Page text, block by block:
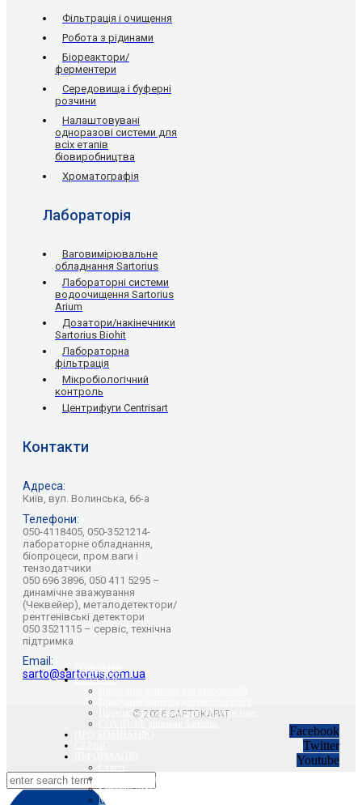
Фільтрація і очищення
Робота з рідинами
Біореактори/
ферментери
Середовища і буферні
розчини
Налаштовувані
одноразові системи для
всіх етапів
біовиробництва
Хроматографія
Лабораторія
Ваговимірювальне
обладнання Sartorius
Лабораторні системи
водоочищення Sartorius
Arium
Дозатори/накінечники
Sartorius Biohit
Лабораторна
фільтрація
Мікробіологічний
контроль
Центрифуги Centrisart
Контакти
Адреса:
Київ, вул. Волинська, 66-а
Телефони:
050-4118405, 050-3521214-
лабораторне обладнання,
біопроцеси, пром.ваги і
тензодатчики
050 696 3896, 050 411 5295 –
динамічне зважування
(Чеквейер), металодетектори/
рентгенівські детектори
050 3521115 – сервіс, технічна
підтримка
Email:
sarto@sartorius.com.ua
© 2026 САРТОКАРАТ
Facebook
Twitter
Youtube
ГОЛОВНА
КАТАЛОГ
Промислове обладнання Minebea Intec
Вебінари Sartorius та Minebea Intec
Sartorius Відео
Minebea Intec Відео